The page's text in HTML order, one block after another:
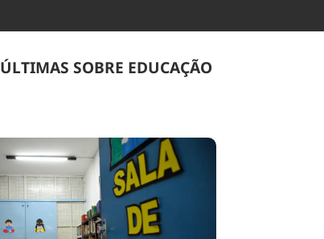
ÚLTIMAS SOBRE EDUCAÇÃO